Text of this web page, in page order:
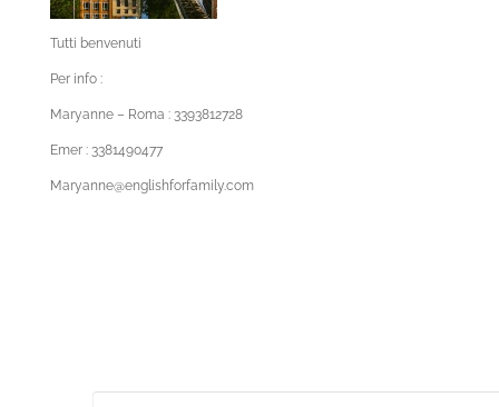
Tutti benvenuti
Per info :
Maryanne – Roma : 3393812728
Emer : 3381490477
Maryanne@englishforfamily.com